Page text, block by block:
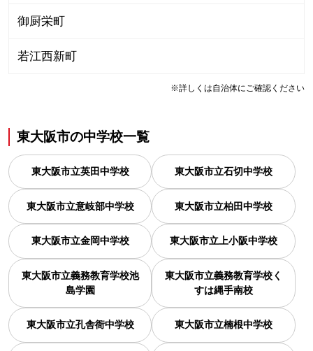
御厨栄町
若江西新町
※詳しくは自治体にご確認ください
東大阪市の中学校一覧
東大阪市立英田中学校 東大阪市立石切中学校
東大阪市立意岐部中学校 東大阪市立柏田中学校
東大阪市立金岡中学校 東大阪市立上小阪中学校
東大阪市立義務教育学校池
島学園
東大阪市立義務教育学校く
すは縄手南校
東大阪市立孔舎衙中学校 東大阪市立楠根中学校